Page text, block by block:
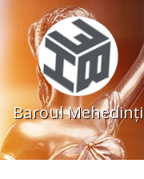
Baroul Mehedinţi